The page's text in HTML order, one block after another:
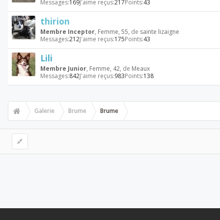
Messages:169J'aime reçus:217Points:43
thirion
Membre Inceptor, Femme, 55, de sainte lizaigne
Messages:212J'aime reçus:175Points:43
Lili
Membre Junior, Femme, 42, de Meaux
Messages:842J'aime reçus:983Points:138
Galerie Brume Brume